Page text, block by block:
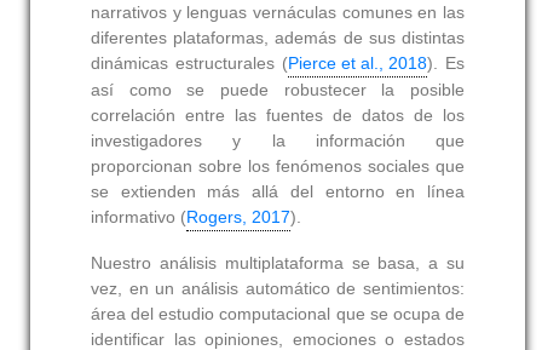
narrativos y lenguas vernáculas comunes en las
diferentes plataformas, además de sus distintas
dinámicas estructurales (Pierce et al., 2018). Es
así como se puede robustecer la posible
correlación entre las fuentes de datos de los
investigadores y la información que
proporcionan sobre los fenómenos sociales que
se extienden más allá del entorno en línea
informativo (Rogers, 2017).
Nuestro análisis multiplataforma se basa, a su
vez, en un análisis automático de sentimientos:
área del estudio computacional que se ocupa de
identificar las opiniones, emociones o estados